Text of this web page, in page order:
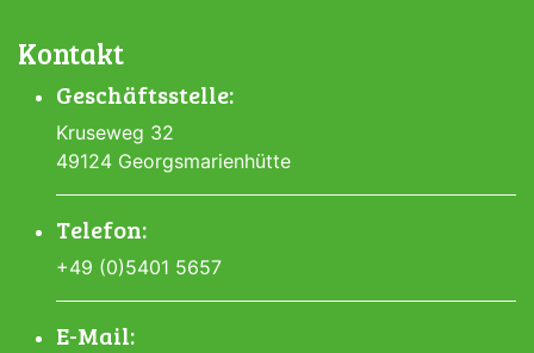
Kontakt
Geschäftsstelle:
Kruseweg 32
49124 Georgsmarienhütte
Telefon:
+49 (0)5401 5657
E-Mail: